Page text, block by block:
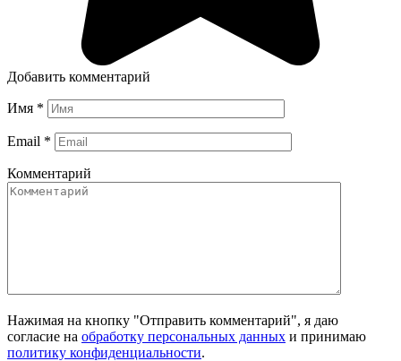
Добавить комментарий
Имя *
Email *
Комментарий
Нажимая на кнопку "Отправить комментарий", я даю
согласие на обработку персональных данных и принимаю
политику конфиденциальности.